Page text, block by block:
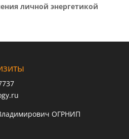
личной энергетикой
ОГРНИП